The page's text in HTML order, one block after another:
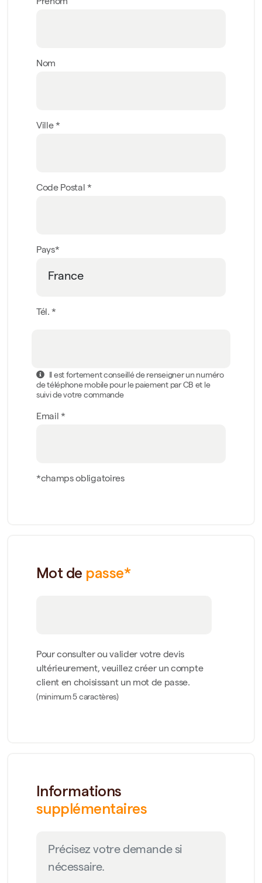
Prénom
Nom
Ville *
Code Postal *
Pays*
Tél. *
Il est fortement conseillé de renseigner un numéro
de téléphone mobile pour le paiement par CB et le
suivi de votre commande
Email *
*champs obligatoires
Mot de passe*
Pour consulter ou valider votre devis
ultérieurement, veuillez créer un compte
client en choisissant un mot de passe.
(minimum 5 caractères)
Informations
supplémentaires